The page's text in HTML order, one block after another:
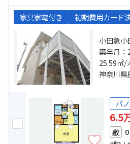
家具家電付き 初期費用カード
小田急小
駅 徒歩8分 小田急江ノ島線
間」駅 徒歩22分 東
「中央林
築年月：
25.59㎡/
神奈川県
パ
6.5
敷